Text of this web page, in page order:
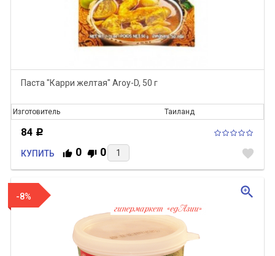
Паста "Карри желтая" Aroy-D, 50 г
Изготовитель Таиланд
84 Р
КУПИТЬ 0 0 favorite
-8% zoom_in